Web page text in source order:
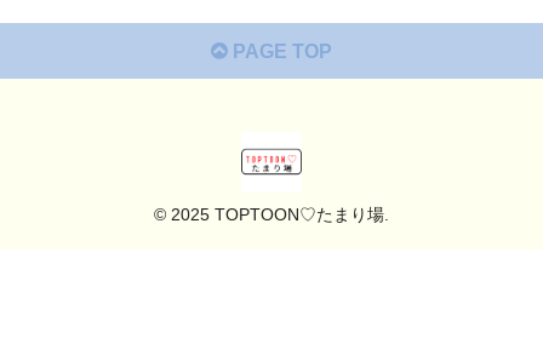
PAGE TOP
© 2025 TOPTOON♡たまり場.